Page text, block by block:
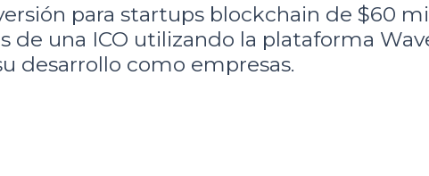
para startups blockchain de $60
de una ICO utilizando la plataforma
desarrollo como empresas.